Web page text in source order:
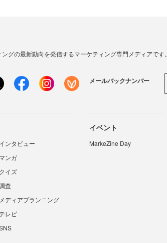
グの最新動向を発信するマーケティング専門メディアです。
メールバックナンバー
インタビュー
マンガ
クイズ
査
メディアプランニング
テレビ
イベント
MarkeZine Day